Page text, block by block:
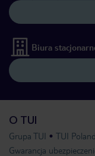
Biura
O TUI
Grupa TUI TUI Poland
Gwarancja